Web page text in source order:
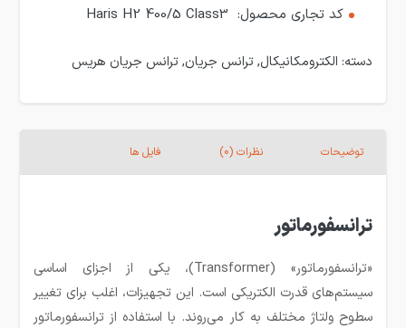
کد تجاری محصول: Haris H2 400/5 Class3
دسته: الکترومکانیکال,ترانس جریان,ترانس جریان هریس
توضیحات نظرات (0) فایل ها
ترانسفورماتور
«ترانسفورماتور» (Transformer)، یکی از اجزای اساسی
سیستم‌های قدرت الکتریکی است. این تجهیزات، اغلب برای تغییر
سطوح ولتاژ مختلف به کار می‌روند. با استفاده از ترانسفورماتور